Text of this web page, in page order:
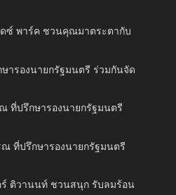
ดซ์ พาร์ค ชวนคุณมาตระตากับ
ารองนายกรัฐมนตรี ร่วมกันจัด
ที่ปรึกษารองนายกรัฐมนตรี
ที่ปรึกษารองนายกรัฐมนตรี
ร์ ติวานนท์ ชวนสนุก รับลมร้อน